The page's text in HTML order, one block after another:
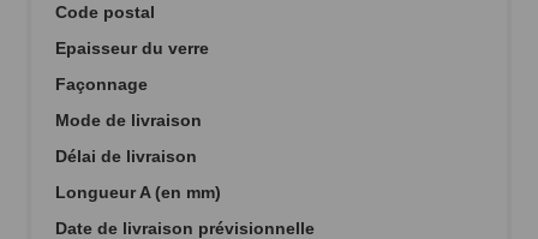
Code postal
Epaisseur du verre
Façonnage
Mode de livraison
Délai de livraison
Longueur A (en mm)
Date de livraison prévisionnelle